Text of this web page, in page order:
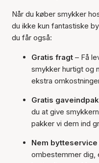
Når du køber smykker
du ikke kun fantastiske
du får også:
Gratis fragt – Få
smykker hurtigt og
ekstra
Gratis
du at give
pakker vi dem ind
Nem bytteservice
ombestemmer dig,